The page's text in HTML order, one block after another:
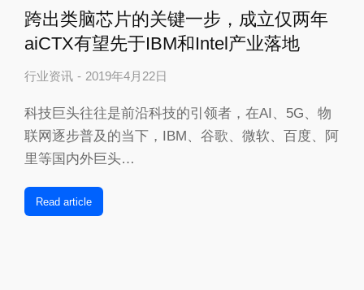
跨出类脑芯片的关键一步，成立仅两年
aiCTX有望先于IBM和Intel产业落地
行业资讯 2019年4月22日
科技巨头往往是前沿科技的引领者，在AI、5G、物
联网逐步普及的当下，IBM、谷歌、微软、百度、阿
里等国内外巨头…
Read article